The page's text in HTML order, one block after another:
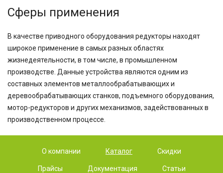
Сферы применения
В качестве приводного оборудования редукторы находят
широкое применение в самых разных областях
жизнедеятельности, в том числе, в промышленном
производстве. Данные устройства являются одним из
составных элементов металлообрабатывающих и
деревообрабатывающих станков, подъемного оборудования,
мотор-редукторов и других механизмов, задействованных в
производственном процессе.
О компании Каталог Скидки
Прайсы Документация Статьи